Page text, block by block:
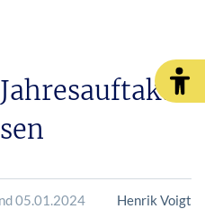
05.01.2024 Henrik Voigt